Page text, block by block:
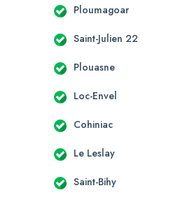
Ploumagoar
Saint-Julien 22
Plouasne
Loc-Envel
Cohiniac
Le Leslay
Saint-Bihy